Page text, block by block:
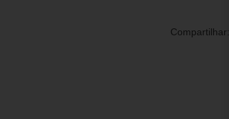
Compartilhar: